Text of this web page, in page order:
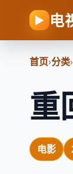
▶ 电
首页›分类›
重
电影